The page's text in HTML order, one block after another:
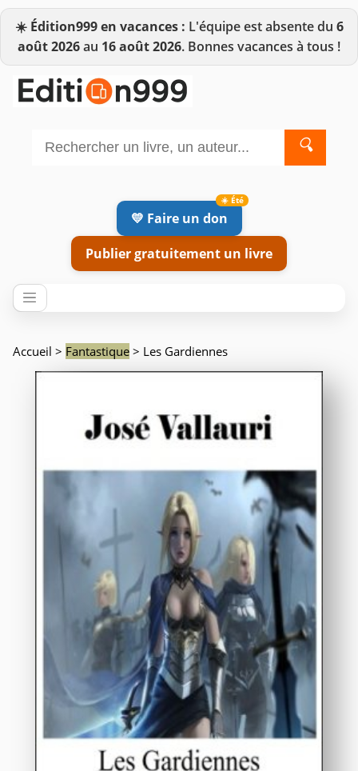
☀️ Édition999 en vacances : L'équipe est absente du 6
août 2026au 16 août 2026. Bonnes vacances à tous !
🔍
💛 Faire un don
Publier gratuitement un livre
Accueil > Fantastique > Les Gardiennes